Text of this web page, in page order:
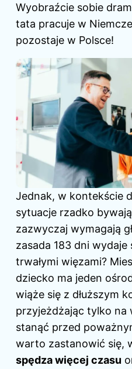
Wyobraźcie sobie
tata pracuje w
pozostaje w Polsce!
Jednak, w kontekście
sytuacje rzadko
zazwyczaj wymagają
zasada 183 dni
trwałymi więzami?
dziecko ma jeden
wiąże się z dłuższym
przyjeżdżając tylko na
stanąć przed
warto zastanowić się,
spędza więcej czasu